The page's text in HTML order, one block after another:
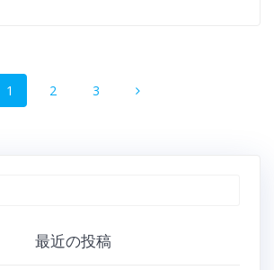
固
定
1
固
2
固
3
最近の投稿